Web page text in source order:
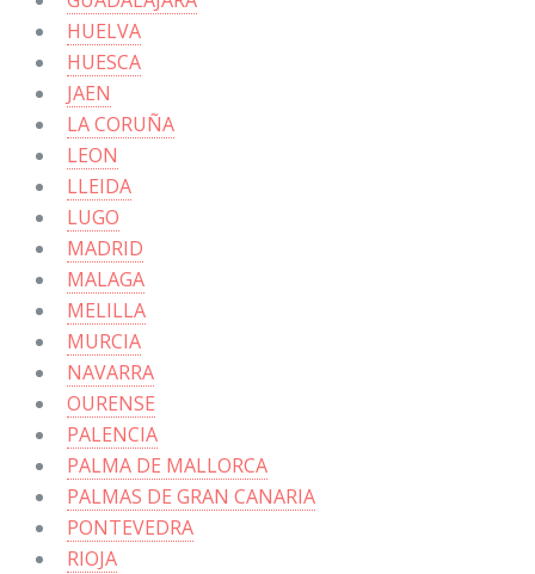
HUELVA
HUESCA
JAEN
LA CORUÑA
LEON
LLEIDA
LUGO
MADRID
MALAGA
MELILLA
MURCIA
NAVARRA
OURENSE
PALENCIA
PALMA DE MALLORCA
PALMAS DE GRAN CANARIA
PONTEVEDRA
RIOJA